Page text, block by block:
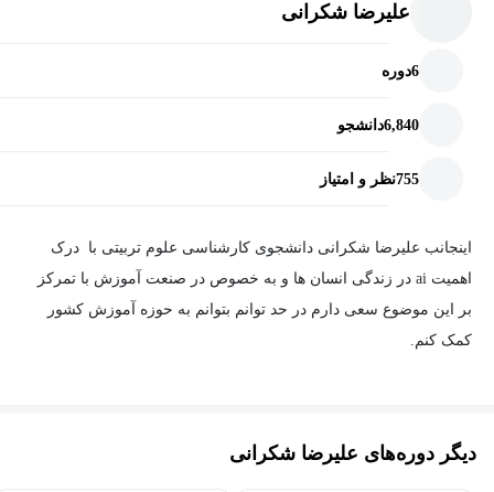
علیرضا شکرانی
6دوره
6,840دانشجو
755نظر و امتیاز
اینجانب علیرضا شکرانی دانشجوی کارشناسی علوم تربیتی با درک
اهمیت ai در زندگی انسان ها و به خصوص در صنعت آموزش با تمرکز
بر این موضوع سعی دارم در حد توانم بتوانم به حوزه آموزش کشور
کمک کنم.
دیگر دوره‌های علیرضا شکرانی